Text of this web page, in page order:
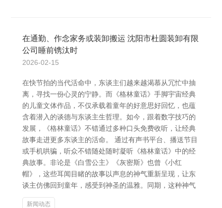
在通勤、作念家务或装卸搬运 沈阳市杜圆装卸有限
公司睡前镌汰时
2026-02-15
在快节拍的当代活命中，东谈主们越来越渴慕从冗忙中抽
离，寻找一份心灵的宁静。而《格林童话》手脚宇宙经典
的儿童文体作品，不仅承载着童年的好意思好回忆，也蕴
含着潜入的谈德与东谈主生哲理。如今，跟着数字技巧的
发展，《格林童话》不错通过多种口头免费收听，让经典
故事走进更多东谈主的活命。 通过有声书平台、播送节目
或手机哄骗，听众不错随处随时凝听《格林童话》中的经
典故事。非论是《白雪公主》《灰密斯》也曾《小红
帽》，这些耳闻目睹的故事以声息的神气重新呈现，让东
谈主仿佛回到童年，感受到神圣的温雅。同期，这种神气
新闻动态